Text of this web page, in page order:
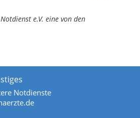
e.V. eine von den
Notdienste